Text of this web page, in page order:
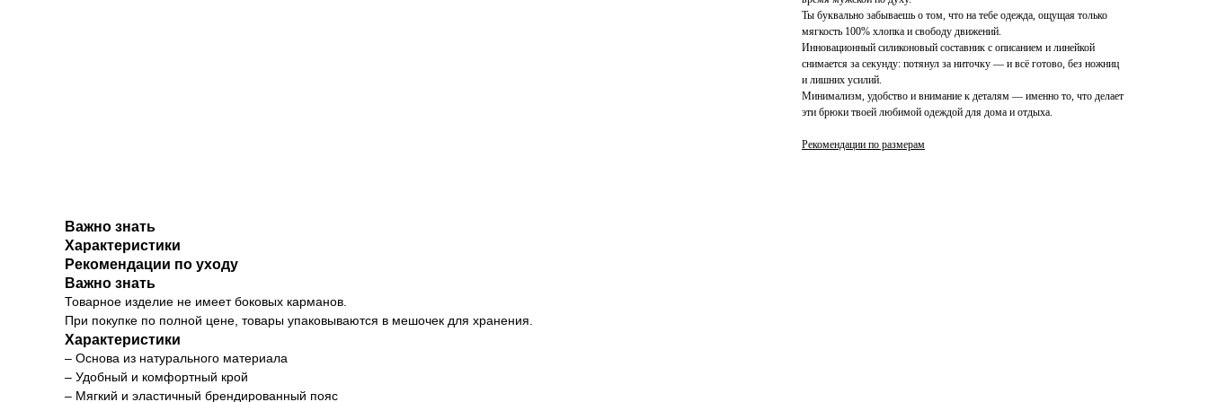
Ты буквально забываешь о том, что на тебе одежда, ощущая только
мягкость 100% хлопка и свободу движений.
Инновационный силиконовый составник с описанием и линейкой
снимается за секунду: потянул за ниточку — и всё готово, без ножниц
и лишних усилий.
Минимализм, удобство и внимание к деталям — именно то, что делает
эти брюки твоей любимой одеждой для дома и отдыха.
Рекомендации по размерам
Важно знать
Характеристики
Рекомендации по уходу
Важно знать
Товарное изделие не имеет боковых карманов.
При покупке по полной цене, товары упаковываются в мешочек для хранения.
Характеристики
– Основа из натурального материала
– Удобный и комфортный крой
– Мягкий и эластичный брендированный пояс